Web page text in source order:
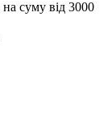
суму від 3000